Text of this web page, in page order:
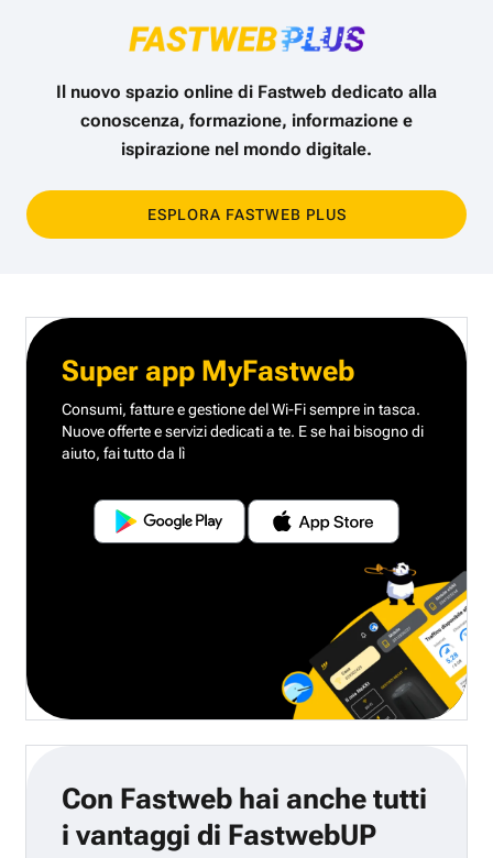
Il nuovo spazio online di Fastweb dedicato alla
conoscenza, formazione, informazione e
ispirazione nel mondo digitale.
ESPLORA FASTWEB PLUS
Super app MyFastweb
Consumi, fatture e gestione del Wi-Fi sempre in tasca.
Nuove offerte e servizi dedicati a te. E se hai bisogno di
aiuto, fai tutto da lì
Con Fastweb hai anche tutti
i vantaggi di FastwebUP